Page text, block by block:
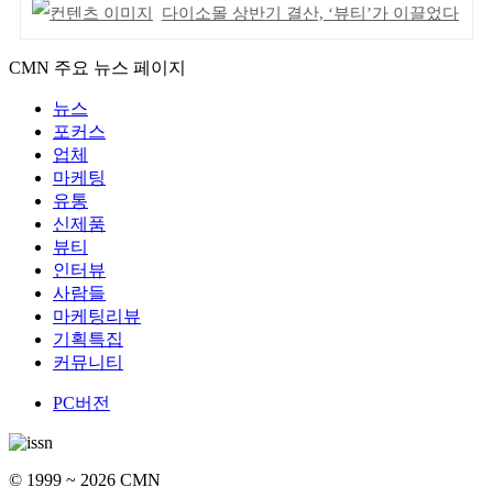
다이소몰 상반기 결산, ‘뷰티’가 이끌었다
CMN 주요 뉴스 페이지
뉴스
포커스
업체
마케팅
유통
신제품
뷰티
인터뷰
사람들
마케팅리뷰
기획특집
커뮤니티
PC버전
© 1999 ~ 2026 CMN